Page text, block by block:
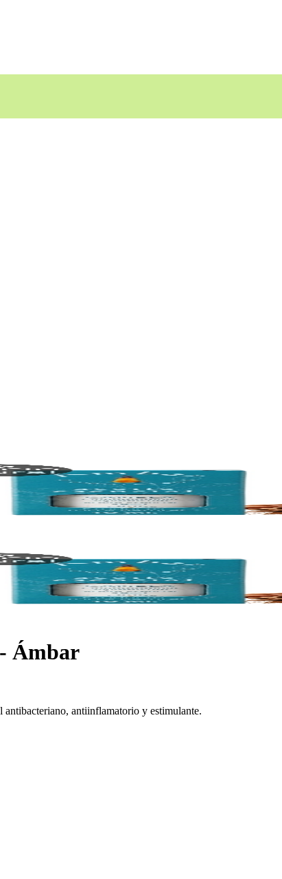
Ámbar
antiinflamatorio y estimulante.